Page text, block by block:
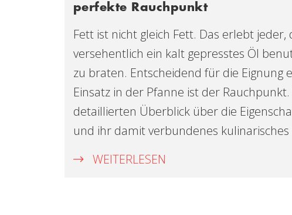
perfekte Rauchpunkt
Fett ist nicht gleich Fett. Das erlebt jeder,
versehentlich ein kalt gepresstes Öl
zu braten. Entscheidend für die Eignung
Einsatz in der Pfanne ist der
detaillierten Überblick über die
und ihr damit verbundenes kulinarisches
WEITERLESEN